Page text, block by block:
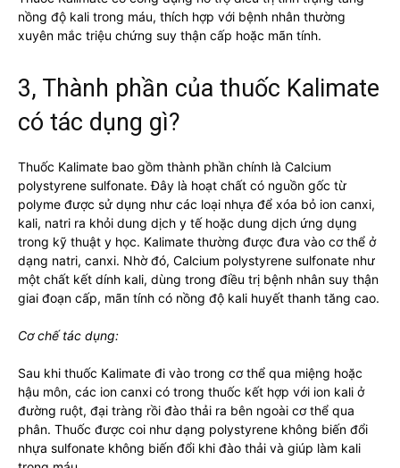
nồng độ kali trong máu, thích hợp với bệnh nhân thường
xuyên mắc triệu chứng suy thận cấp hoặc mãn tính.
3, Thành phần của thuốc Kalimate
có tác dụng gì?
Thuốc Kalimate bao gồm thành phần chính là Calcium
polystyrene sulfonate. Đây là hoạt chất có nguồn gốc từ
polyme được sử dụng như các loại nhựa để xóa bỏ ion canxi,
kali, natri ra khỏi dung dịch y tế hoặc dung dịch ứng dụng
trong kỹ thuật y học. Kalimate thường được đưa vào cơ thể ở
dạng natri, canxi. Nhờ đó, Calcium polystyrene sulfonate như
một chất kết dính kali, dùng trong điều trị bệnh nhân suy thận
giai đoạn cấp, mãn tính có nồng độ kali huyết thanh tăng cao.
Cơ chế tác dụng:
Sau khi thuốc Kalimate đi vào trong cơ thể qua miệng hoặc
hậu môn, các ion canxi có trong thuốc kết hợp với ion kali ở
đường ruột, đại tràng rồi đào thải ra bên ngoài cơ thể qua
phân. Thuốc được coi như dạng polystyrene không biến đổi
nhựa sulfonate không biến đổi khi đào thải và giúp làm kali